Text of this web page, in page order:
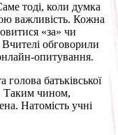
тоді, коли думка
важливість. Кожна
«за» чи
обговорили
опитування.
батьківської
Таким чином,
Натомість учні